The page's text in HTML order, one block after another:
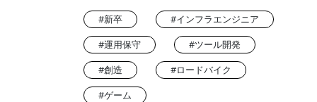
#新卒
#インフラエンジニア
#運用保守
#ツール開発
#創造
#ロードバイク
#ゲーム